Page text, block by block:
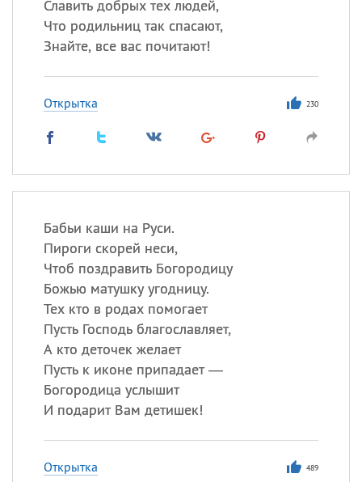
Славить добрых тех людей,
Что родильниц так спасают,
Знайте, все вас почитают!
Открытка 230
Бабьи каши на Руси.
Пироги скорей неси,
Чтоб поздравить Богородицу
Божью матушку угодницу.
Тех кто в родах помогает
Пусть Господь благославляет,
А кто деточек желает
Пусть к иконе припадает —
Богородица услышит
И подарит Вам детишек!
Открытка 489